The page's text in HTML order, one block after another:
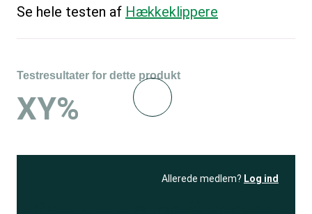
Se hele testen af Hækkeklippere
Testresultater for dette produkt
XY%
Allerede medlem? Log ind